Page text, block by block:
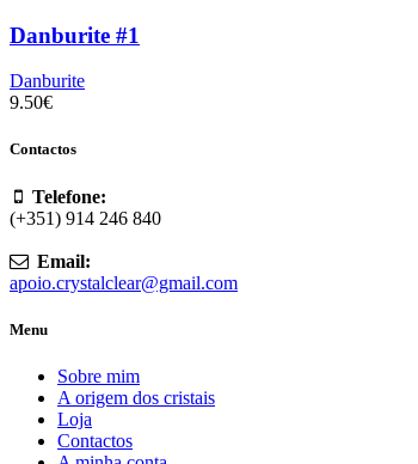
Danburite #1
Danburite
9.50€
Contactos
Telefone:
(+351) 914 246 840
Email:
apoio.crystalclear@gmail.com
Menu
Sobre mim
A origem dos cristais
Loja
Contactos